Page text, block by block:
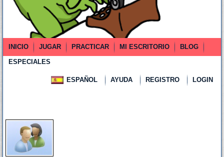
INICIO JUGAR PRACTICAR MI ESCRITORIO
BLOG
ESPECIALES
ESPAÑOL AYUDA REGISTRO LOGIN